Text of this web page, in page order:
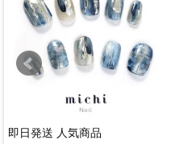
即日発送 人気商品